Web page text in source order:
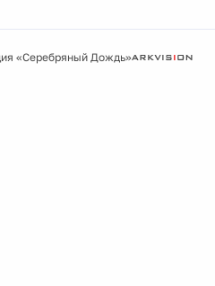
«Серебряный Дождь»